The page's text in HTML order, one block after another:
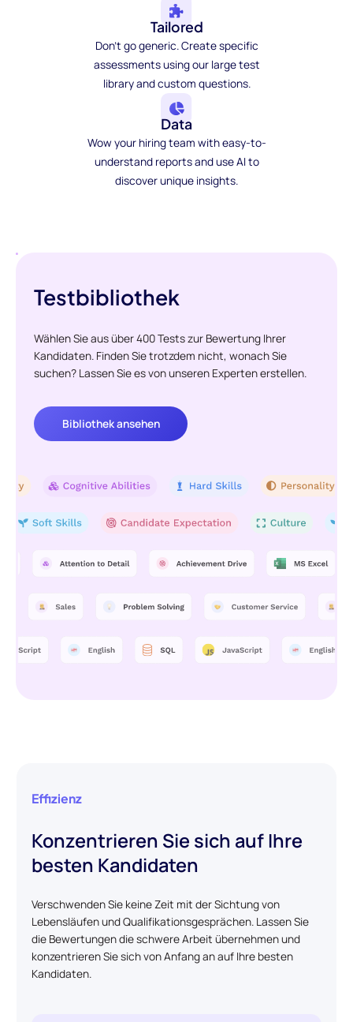
Tailored
Don't go generic. Create specific
assessments using our large test
library and custom questions.
Data
Wow your hiring team with easy-to-
understand reports and use AI to
discover unique insights.
Testbibliothek
Wählen Sie aus über 400 Tests zur Bewertung Ihrer
Kandidaten. Finden Sie trotzdem nicht, wonach Sie
suchen? Lassen Sie es von unseren Experten erstellen.
Bibliothek ansehen
Effizienz
Konzentrieren Sie sich auf Ihre
besten Kandidaten
Verschwenden Sie keine Zeit mit der Sichtung von
Lebensläufen und Qualifikationsgesprächen. Lassen Sie
die Bewertungen die schwere Arbeit übernehmen und
konzentrieren Sie sich von Anfang an auf Ihre besten
Kandidaten.